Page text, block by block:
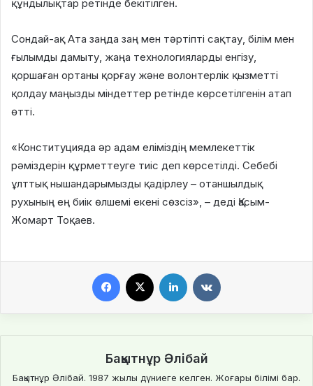
құндылықтар ретінде бекітілген.
Сондай-ақ Ата заңда заң мен тәртіпті сақтау, білім мен
ғылымды дамыту, жаңа технологияларды енгізу,
қоршаған ортаны қорғау және волонтерлік қызметті
қолдау маңызды міндеттер ретінде көрсетілгенін атап
өтті.
«Конституцияда әр адам еліміздің мемлекеттік
рәміздерін құрметтеуге тиіс деп көрсетілді. Себебі
ұлттық нышандарымызды қадірлеу – отаншылдық
рухының ең биік өлшемі екені сөзсіз», – деді Қасым-
Жомарт Тоқаев.
Бақытнұр Әлібай
Бақытнұр Әлібай. 1987 жылы дүниеге келген. Жоғары білімі бар.